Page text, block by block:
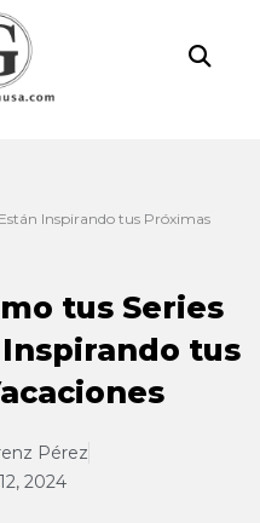
Inspirando tus Próximas
tus Series
tus
Pérez
2024